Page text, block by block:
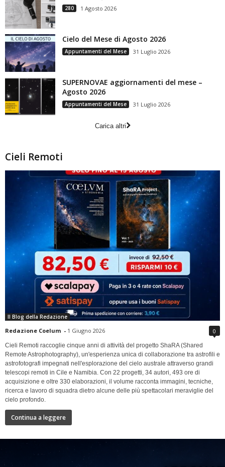
280 1 Agosto 2026
Cielo del Mese di Agosto 2026
Appuntamenti del Mese 31 Luglio 2026
SUPERNOVAE aggiornamenti del mese –
Agosto 2026
Appuntamenti del Mese 31 Luglio 2026
Carica altri
Cieli Remoti
Il Blog della Redazione
Redazione Coelum - 1 Giugno 2026 0
Cieli Remoti raccoglie cinque anni di attività del progetto ShaRA (Shared
Remote Astrophotography), un'esperienza unica di collaborazione tra astrofili e
astrofotografi impegnati nell'esplorazione del cielo australe attraverso grandi
telescopi remoti in Cile e Namibia. Con 22 progetti, 34 autori, 493 ore di
acquisizione e oltre 330 elaborazioni, il volume racconta immagini, tecniche,
ricerca e lavoro di squadra dietro alcune delle più spettacolari meraviglie del
cielo profondo.
Continua a leggere